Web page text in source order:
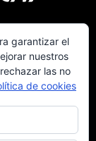
Costa
a traves
garantizar el
nuestros
las no
de cookies